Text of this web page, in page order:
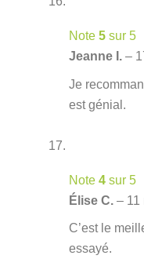
Note 5 sur 5
Jeanne I. –
Je
est génial.
Note 4 sur 5
Élise C. – 11
C’est le
essayé.